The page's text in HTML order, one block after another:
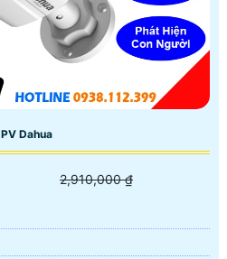
Dahua
2,910,000 ₫